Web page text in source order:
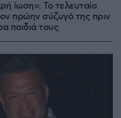
ίωση»: Το τελευταίο
πρώην σύζυγό της πριν
παιδιά τους